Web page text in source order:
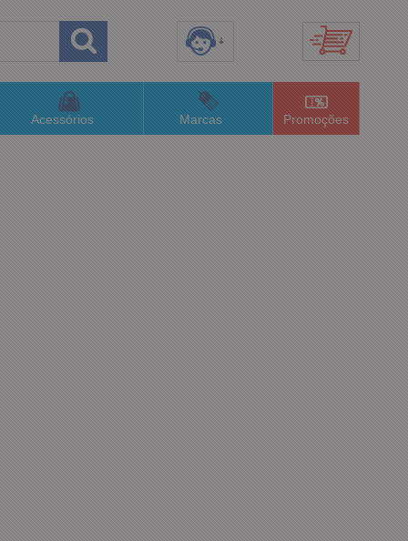
3658-4820
(48)996063435
Online
Acessórios Marcas Promoções